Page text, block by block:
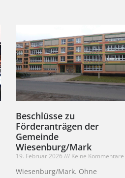
Beschlüsse zu
Förderanträgen der
Gemeinde
Wiesenburg/Mark
19. Februar 2026 Keine Kommentare
Wiesenburg/Mark. Ohne